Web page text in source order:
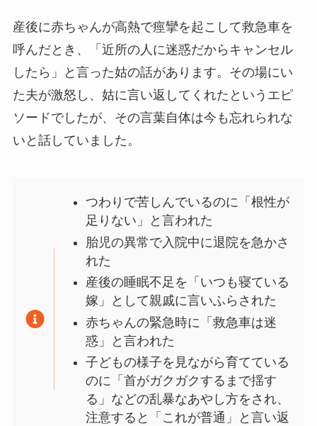
産後に赤ちゃんが高熱で痙攣を起こして救急車を
呼んだとき、「近所の人に迷惑だからキャンセル
したら」と言った姑の話があります。その場にい
た夫が激怒し、姑に言い返してくれたというエピ
ソードでしたが、その言葉自体は今も忘れられな
いと話していました。
つわりで苦しんでいるのに「根性が
足りない」と言われた
胎児の異常で入院中に退院を急かさ
れた
産後の睡眠不足を「いつも寝ている
嫁」として親戚に言いふらされた
赤ちゃんの緊急時に「救急車は迷
惑」と言われた
子どもの様子を見ながら育てている
のに「首がガクガクするまで揺す
る」などの乱暴なあやし方をされ、
注意すると「これが普通」と言い返